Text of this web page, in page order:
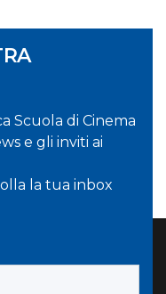
Scuola di Cinema
e gli inviti ai
la tua inbox